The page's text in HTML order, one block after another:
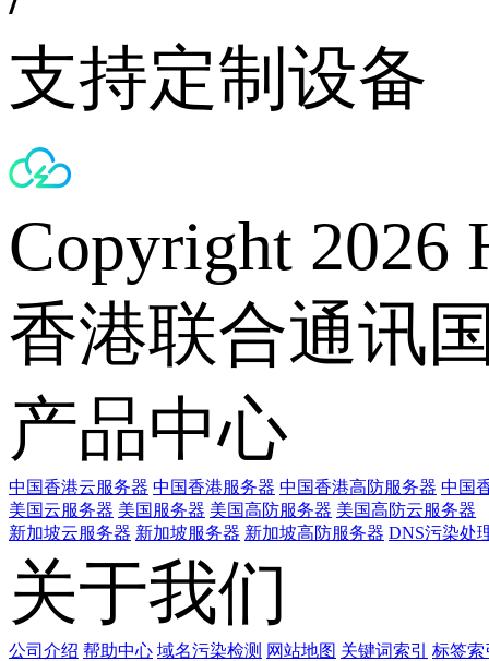
支持定制设备
Copyright 2026
香港联合通讯
产品中心
中国香港云服务器 中国香港服务器 中国香港高防服务器 中国
美国云服务器 美国服务器 美国高防服务器 美国高防云服务器
新加坡云服务器 新加坡服务器 新加坡高防服务器 DNS污染处
关于我们
公司介绍 帮助中心 域名污染检测 网站地图 关键词索引 标签索